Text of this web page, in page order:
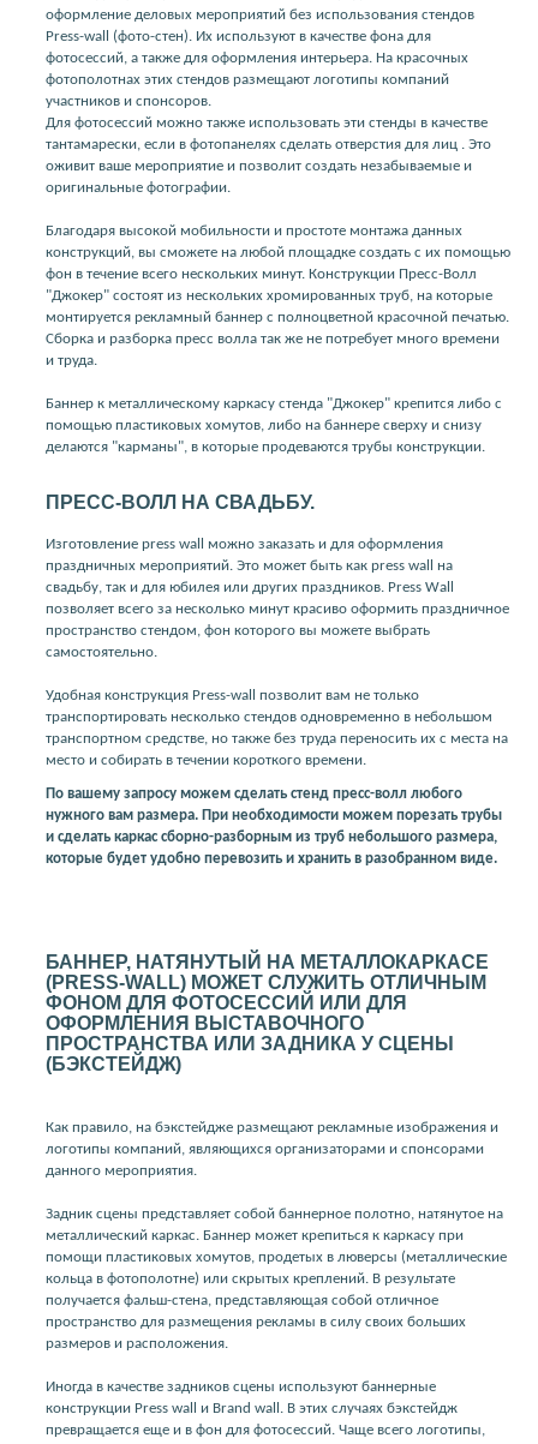
оформление деловых мероприятий без использования стендов
Press-wall (фото-стен). Их используют в качестве фона для
фотосессий, а также для оформления интерьера. На красочных
фотополотнах этих стендов размещают логотипы компаний
участников и спонсоров.
Для фотосессий можно также использовать эти стенды в качестве
тантамарески, если в фотопанелях сделать отверстия для лиц . Это
оживит ваше мероприятие и позволит создать незабываемые и
оригинальные фотографии.
Благодаря высокой мобильности и простоте монтажа данных
конструкций, вы сможете на любой площадке создать с их помощью
фон в течение всего нескольких минут. Конструкции Пресс-Волл
"Джокер" состоят из нескольких хромированных труб, на которые
монтируется рекламный баннер с полноцветной красочной печатью.
Сборка и разборка пресс волла так же не потребует много времени
и труда.
Баннер к металлическому каркасу стенда "Джокер" крепится либо с
помощью пластиковых хомутов, либо на баннере сверху и снизу
делаются "карманы", в которые продеваются трубы конструкции.
ПРЕСС-ВОЛЛ НА СВАДЬБУ.
Изготовление press wall можно заказать и для оформления
праздничных мероприятий. Это может быть как press wall на
свадьбу, так и для юбилея или других праздников. Press Wall
позволяет всего за несколько минут красиво оформить праздничное
пространство стендом, фон которого вы можете выбрать
самостоятельно.
Удобная конструкция Press-wall позволит вам не только
транспортировать несколько стендов одновременно в небольшом
транспортном средстве, но также без труда переносить их с места на
место и собирать в течении короткого времени.
По вашему запросу можем сделать стенд пресс-волл любого
нужного вам размера. При необходимости можем порезать трубы
и сделать каркас сборно-разборным из труб небольшого размера,
которые будет удобно перевозить и хранить в разобранном виде.
БАННЕР, НАТЯНУТЫЙ НА МЕТАЛЛОКАРКАСЕ
(PRESS-WALL) МОЖЕТ СЛУЖИТЬ ОТЛИЧНЫМ
ФОНОМ ДЛЯ ФОТОСЕССИЙ ИЛИ ДЛЯ
ОФОРМЛЕНИЯ ВЫСТАВОЧНОГО
ПРОСТРАНСТВА ИЛИ ЗАДНИКА У СЦЕНЫ
(БЭКСТЕЙДЖ)
Как правило, на бэкстейдже размещают рекламные изображения и
логотипы компаний, являющихся организаторами и спонсорами
данного мероприятия.
Задник сцены представляет собой баннерное полотно, натянутое на
металлический каркас. Баннер может крепиться к каркасу при
помощи пластиковых хомутов, продетых в люверсы (металлические
кольца в фотополотне) или скрытых креплений. В результате
получается фальш-стена, представляющая собой отличное
пространство для размещения рекламы в силу своих больших
размеров и расположения.
Иногда в качестве задников сцены используют баннерные
конструкции Press wall и Brand wall. В этих случаях бэкстейдж
превращается еще и в фон для фотосессий. Чаще всего логотипы,